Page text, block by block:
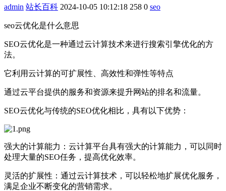
admin 站长百科 2024-10-05 10:12:18 258 0 seo
seo云优化是什么意思
SEO云优化是一种通过云计算技术来进行搜索引擎优化的方
法。
它利用云计算的可扩展性、高效性和弹性等特点
通过云平台提供的服务和资源来提升网站的排名和流量。
SEO云优化与传统的SEO优化相比，具有以下优势：
强大的计算能力：云计算平台具有强大的计算能力，可以同时
处理大量的SEO任务，提高优化效率。
灵活的扩展性：通过云计算技术，可以轻松地扩展优化服务，
满足企业不断变化的营销需求。